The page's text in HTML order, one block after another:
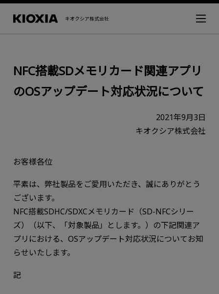
キオクシア株式会社
NFC搭載SDメモリカード関連アプリ
のOSアップデート対応状況について
2021年9月3日
キオクシア株式会社
お客様各位
平素は、弊社製品をご愛用いただき、誠にありがとう
ございます。
NFC搭載SDHC/SDXCメモリカード（SD-NFCシリー
ズ）（以下、「対象製品」とします。）の下記関連ア
プリにおける、OSアップデート対応状況についてお知
らせいたします。
記